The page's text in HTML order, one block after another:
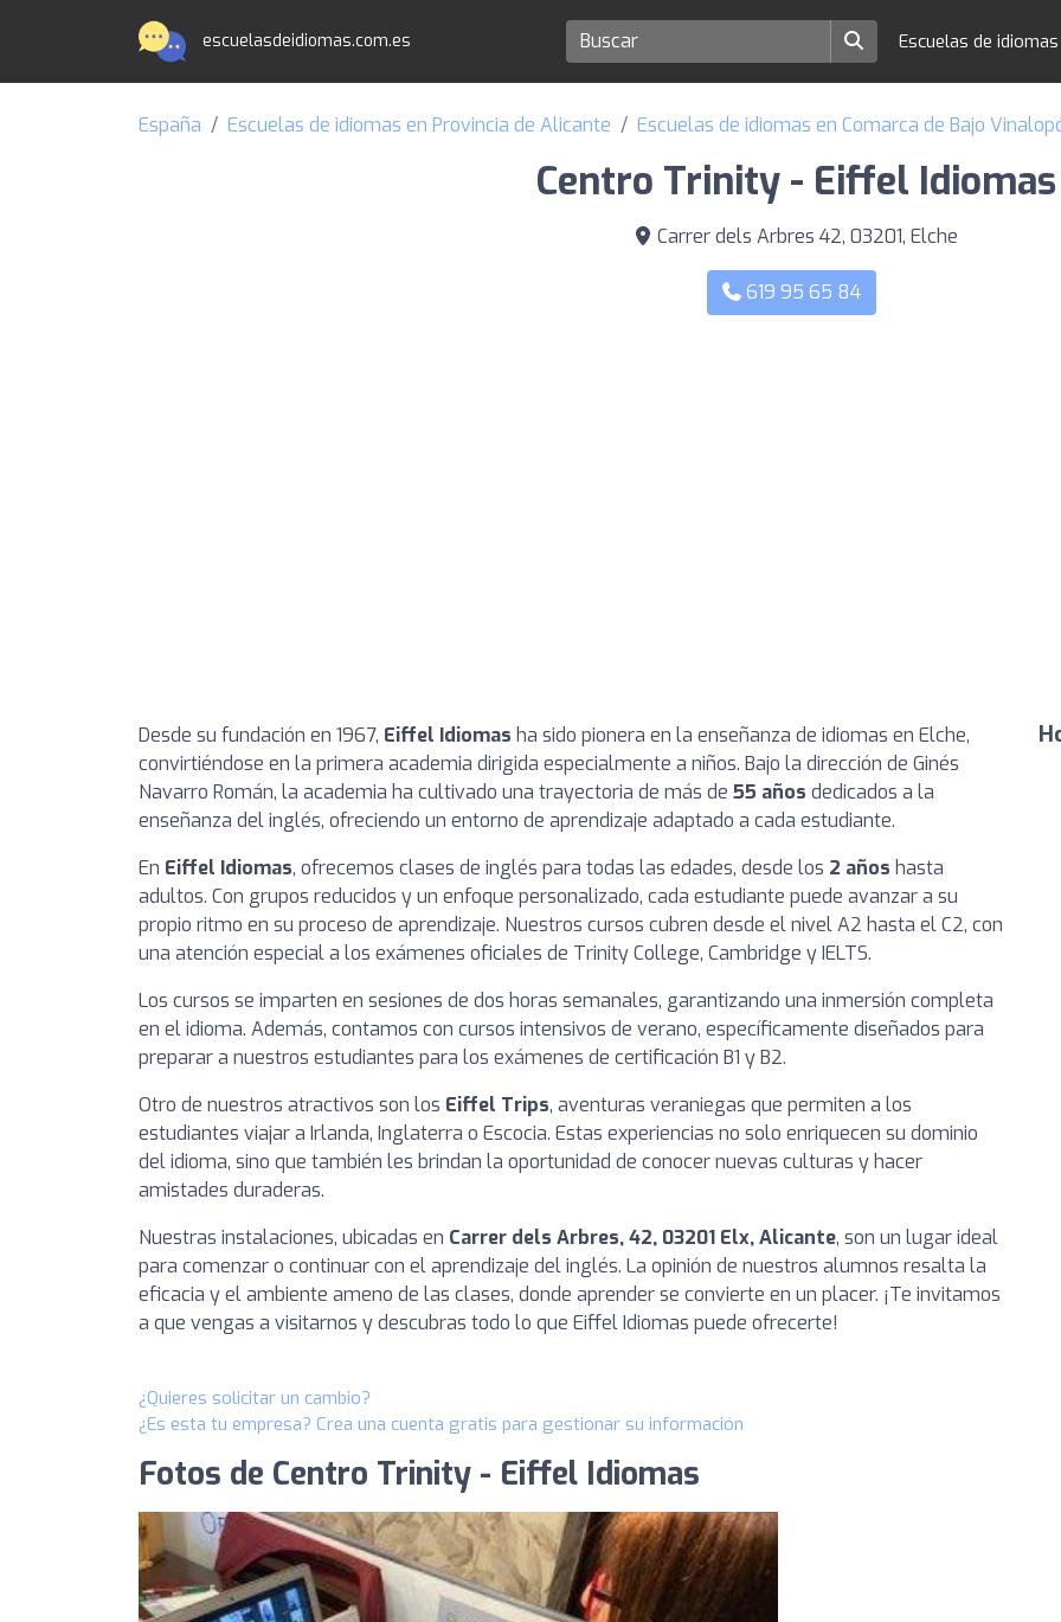
escuelasdeidiomas.com.es Escuelas de idiomas
España Escuelas de idiomas en Provincia de Alicante Escuelas de idiomas en Comarca de Bajo
Centro Trinity - Eiffel Idiomas
Carrer dels Arbres 42, 03201, Elche
619 95 65 84
Desde su fundación en 1967, Eiffel Idiomas ha sido pionera en la enseñanza de idiomas en Elche,
convirtiéndose en la primera academia dirigida especialmente a niños. Bajo la dirección de Ginés
Navarro Román, la academia ha cultivado una trayectoria de más de 55 años dedicados a la
enseñanza del inglés, ofreciendo un entorno de aprendizaje adaptado a cada estudiante.
En Eiffel Idiomas, ofrecemos clases de inglés para todas las edades, desde los 2 años hasta
adultos. Con grupos reducidos y un enfoque personalizado, cada estudiante puede avanzar a su
propio ritmo en su proceso de aprendizaje. Nuestros cursos cubren desde el nivel A2 hasta el C2, con
una atención especial a los exámenes oficiales de Trinity College, Cambridge y IELTS.
Los cursos se imparten en sesiones de dos horas semanales, garantizando una inmersión completa
en el idioma. Además, contamos con cursos intensivos de verano, específicamente diseñados para
preparar a nuestros estudiantes para los exámenes de certificación B1 y B2.
Otro de nuestros atractivos son los Eiffel Trips, aventuras veraniegas que permiten a los
estudiantes viajar a Irlanda, Inglaterra o Escocia. Estas experiencias no solo enriquecen su dominio
del idioma, sino que también les brindan la oportunidad de conocer nuevas culturas y hacer
amistades duraderas.
Nuestras instalaciones, ubicadas en Carrer dels Arbres, 42, 03201 Elx, Alicante, son un lugar ideal
para comenzar o continuar con el aprendizaje del inglés. La opinión de nuestros alumnos resalta la
eficacia y el ambiente ameno de las clases, donde aprender se convierte en un placer. ¡Te invitamos
a que vengas a visitarnos y descubras todo lo que Eiffel Idiomas puede ofrecerte!
¿Quieres solicitar un cambio?
¿Es esta tu empresa? Crea una cuenta gratis para gestionar su información
Fotos de Centro Trinity - Eiffel Idiomas